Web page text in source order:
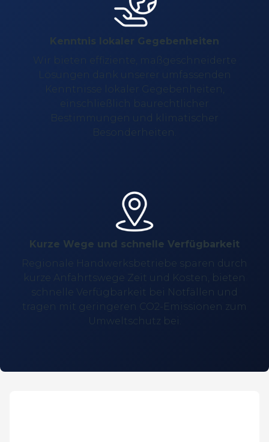
Kenntnis lokaler Gegebenheiten
Wir bieten effiziente, maßgeschneiderte
Lösungen dank unserer umfassenden
Kenntnisse lokaler Gegebenheiten,
einschließlich baurechtlicher
Bestimmungen und klimatischer
Besonderheiten.
Kurze Wege und schnelle Verfügbarkeit
Regionale Handwerksbetriebe sparen durch
kurze Anfahrtswege Zeit und Kosten, bieten
schnelle Verfügbarkeit bei Notfällen und
tragen mit geringeren CO2-Emissionen zum
Umweltschutz bei.